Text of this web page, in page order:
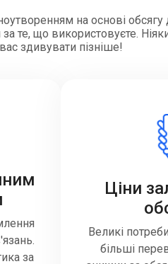
на основі
те, що використовуєте.
здивувати пізніше!
за
Ціни
Великі
більші